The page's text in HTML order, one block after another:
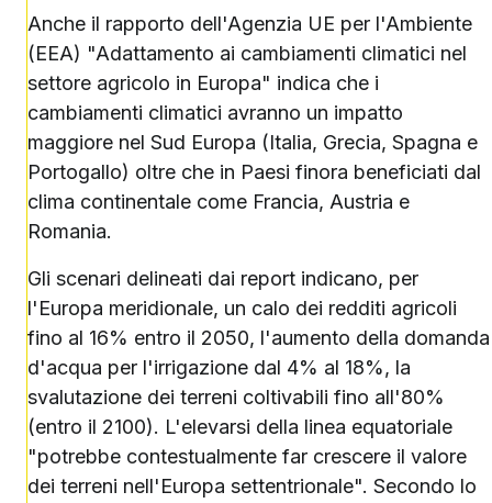
Anche il rapporto dell'Agenzia UE per l'Ambiente
(EEA) "Adattamento ai cambiamenti climatici nel
settore agricolo in Europa" indica che i
cambiamenti climatici avranno un impatto
maggiore nel Sud Europa (Italia, Grecia, Spagna e
Portogallo) oltre che in Paesi finora beneficiati dal
clima continentale come Francia, Austria e
Romania.
Gli scenari delineati dai report indicano, per
l'Europa meridionale, un calo dei redditi agricoli
fino al 16% entro il 2050, l'aumento della domanda
d'acqua per l'irrigazione dal 4% al 18%, la
svalutazione dei terreni coltivabili fino all'80%
(entro il 2100). L'elevarsi della linea equatoriale
"potrebbe contestualmente far crescere il valore
dei terreni nell'Europa settentrionale". Secondo lo